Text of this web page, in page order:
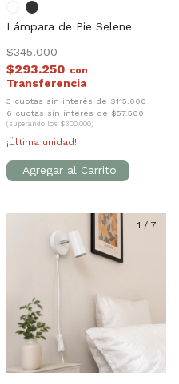
Lámpara de Pie Selene
$345.000
$293.250 con
3 cuotas sin interés de $115.000
6 cuotas sin interés de $57.500
(superando los $300.000)
¡Última unidad!
1 / 7